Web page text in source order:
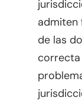
admiten
de las
correcta